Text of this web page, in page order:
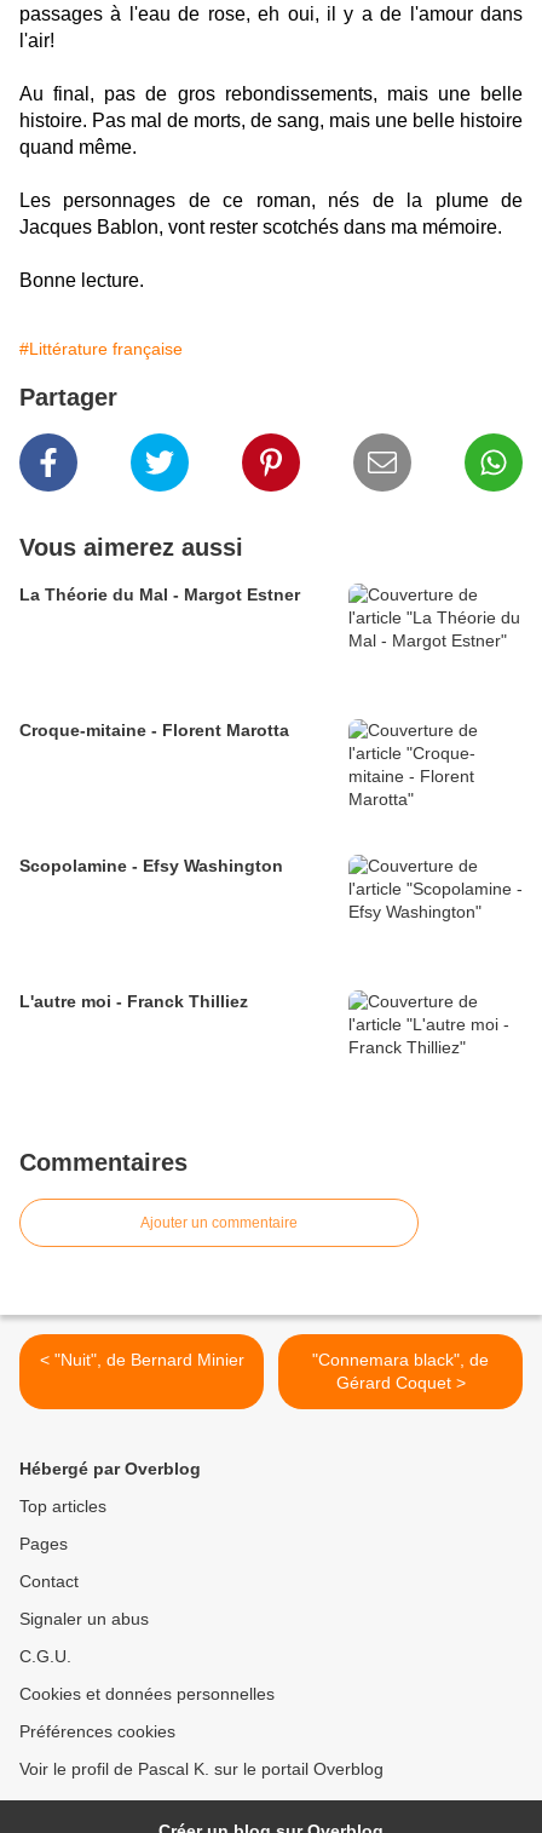
passages à l'eau de rose, eh oui, il y a de l'amour dans
l'air!
Au final, pas de gros rebondissements, mais une belle
histoire. Pas mal de morts, de sang, mais une belle histoire
quand même.
Les personnages de ce roman, nés de la plume de
Jacques Bablon, vont rester scotchés dans ma mémoire.
Bonne lecture.
#Littérature française
Partager
Vous aimerez aussi
La Théorie du Mal - Margot Estner
Croque-mitaine - Florent Marotta
Scopolamine - Efsy Washington
L'autre moi - Franck Thilliez
Commentaires
Ajouter un commentaire
< "Nuit", de Bernard Minier
"Connemara black", de
Gérard Coquet >
Hébergé par Overblog
Top articles
Pages
Contact
Signaler un abus
C.G.U.
Cookies et données personnelles
Préférences cookies
Voir le profil de Pascal K. sur le portail Overblog